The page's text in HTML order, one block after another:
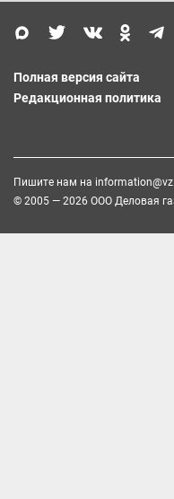
Полная версия сайта
Редакционная политика
Пишите нам на
© 2005 — 2026 ООО Деловая